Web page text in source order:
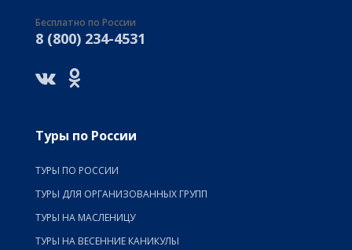
Бесплатно по России
8 (800) 234-4531
Туры по России
ТУРЫ ПО РОССИИ
ТУРЫ ДЛЯ ОРГАНИЗОВАННЫХ ГРУПП
ТУРЫ НА МАСЛЕНИЦУ
ТУРЫ НА ВЕСЕННИЕ КАНИКУЛЫ